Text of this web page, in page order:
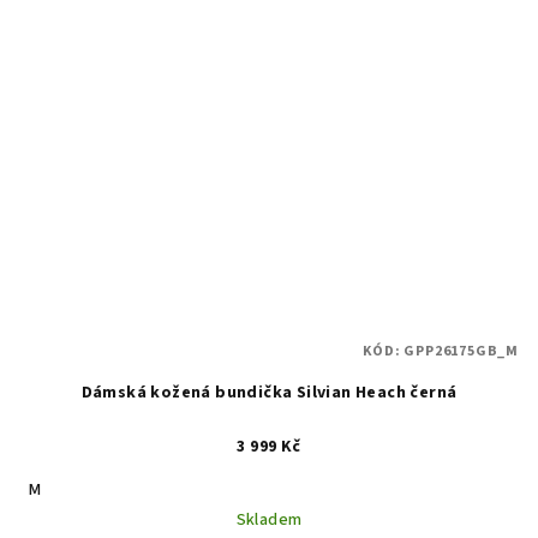
Dámská kožená bundička Silvian Heach černá
3 999 Kč
M
Skladem
KÓD: GPP26175GB_M